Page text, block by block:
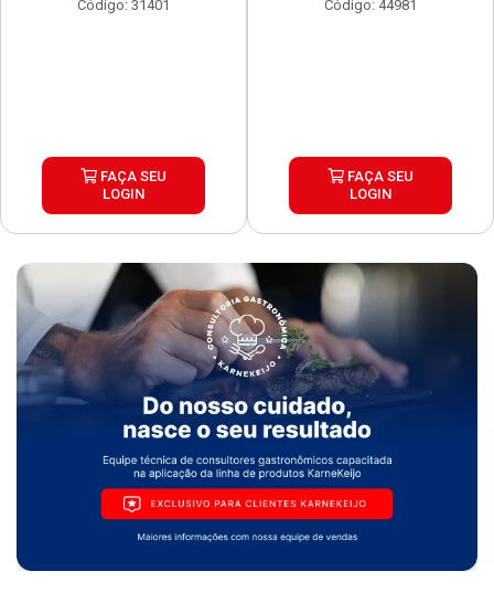
Código: 31401
FAÇA SEU
LOGIN
Código: 44981
FAÇA SEU
LOGIN